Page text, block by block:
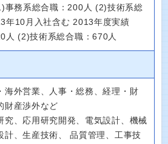
系総合職：200人 (2)技術系総
年10月入社含む 2013年度実績
人 (2)技術系総合職：670人
海外営業、人事・総務、経理・財
財産渉外など
究、応用研究開発、電気設計、機械
計、生産技術、 品質管理、工事技